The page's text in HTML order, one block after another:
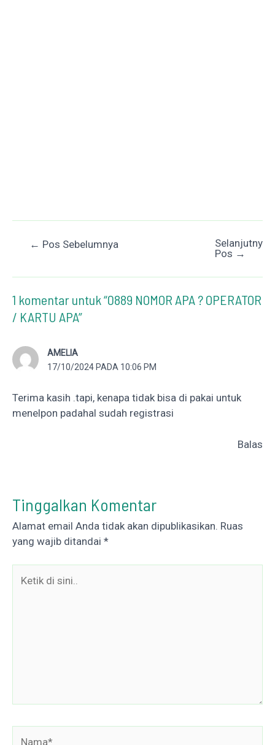
Post← Pos Sebelumnya
Selanjutnya
Pos →
1 komentar untuk “0889 NOMOR APA ? OPERATOR
/ KARTU APA”
AMELIA
17/10/2024 PADA 10:06 PM
Terima kasih .tapi, kenapa tidak bisa di pakai untuk
menelpon padahal sudah registrasi
Balas
Tinggalkan Komentar
Alamat email Anda tidak akan dipublikasikan. Ruas
yang wajib ditandai *